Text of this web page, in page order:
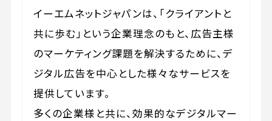
イーエムネットジャパンは、「クライアントと
共に歩む」という企業理念のもと、広告主様
のマーケティング課題を解決するために、デ
ジタル広告を中心とした様々なサービスを
提供しています。
多くの企業様と共に、効果的なデジタルマー